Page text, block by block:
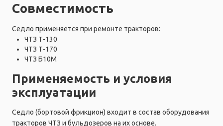
Совместимость
Седло применяется при ремонте тракторов:
ЧТЗ Т-130
ЧТЗ Т-170
ЧТЗ Б10М
Применяемость и условия
эксплуатации
Седло (бортовой фрикцион) входит в состав оборудования
тракторов ЧТЗ и бульдозеров на их основе.